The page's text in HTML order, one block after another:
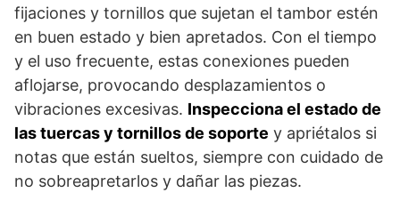
fijaciones y tornillos que sujetan el tambor estén
en buen estado y bien apretados. Con el tiempo
y el uso frecuente, estas conexiones pueden
aflojarse, provocando desplazamientos o
vibraciones excesivas. Inspecciona el estado de
las tuercas y tornillos de soporte y apriétalos si
notas que están sueltos, siempre con cuidado de
no sobreapretarlos y dañar las piezas.